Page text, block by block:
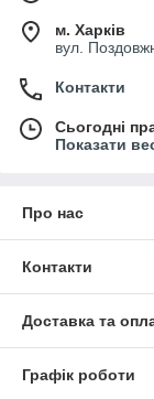
м. Харків
вул.
Контакти
Сьогодні
Показати
Про нас
Контакти
Доставка та
Графік роботи